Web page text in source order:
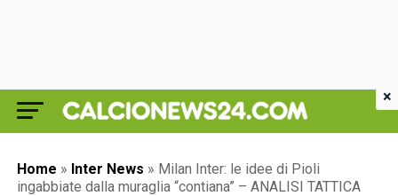
Home » Inter News » Milan Inter: le idee di Pioli
ingabbiate dalla muraglia “contiana” – ANALISI TATTICA
×